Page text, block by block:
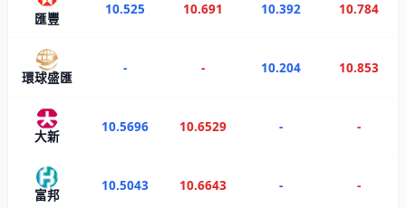
匯豐
10.525 10.691 10.392 10.784
環球盛匯
- - 10.204 10.853
大新
10.5696 10.6529 - -
富邦
10.5043 10.6643 - -